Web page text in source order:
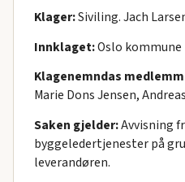
Klager:Siviling. Jach
Innklaget:Oslo kommune
Klagenemndas
Marie Dons Jensen,
Saken gjelder:Avvisning
byggeledertjenester på
leverandøren.